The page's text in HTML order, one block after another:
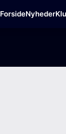
ForsideNyheder